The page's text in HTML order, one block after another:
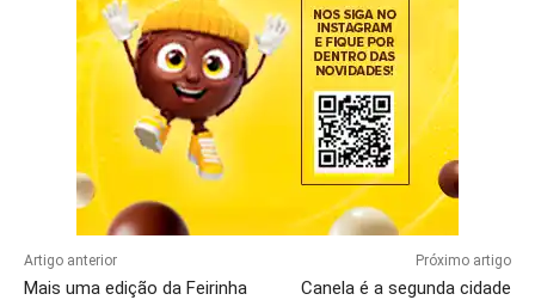
Artigo anterior
Mais uma edição da Feirinha
Próximo artigo
Canela é a segunda cidade